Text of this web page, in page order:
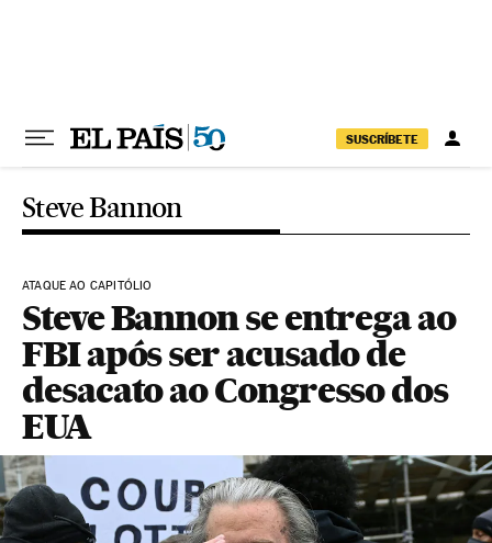
SUSCRÍBETE
Steve Bannon
ATAQUE AO CAPITÓLIO
Steve Bannon se entrega ao
FBI após ser acusado de
desacato ao Congresso dos
EUA